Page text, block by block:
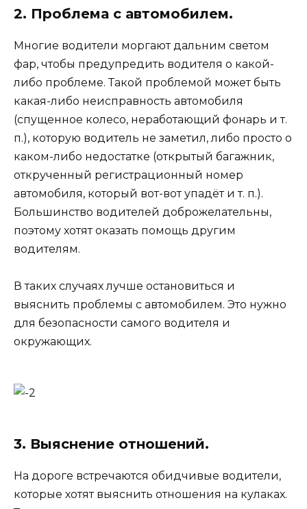
2. Проблема с автомобилем.
Многие водители моргают дальним светом
фар, чтобы предупредить водителя о какой-
либо проблеме. Такой проблемой может быть
какая-либо неисправность автомобиля
(спущенное колесо, неработающий фонарь и т.
п.), которую водитель не заметил, либо просто о
каком-либо недостатке (открытый багажник,
открученный регистрационный номер
автомобиля, который вот-вот упадёт и т. п.).
Большинство водителей доброжелательны,
поэтому хотят оказать помощь другим
водителям.
В таких случаях лучше остановиться и
выяснить проблемы с автомобилем. Это нужно
для безопасности самого водителя и
окружающих.
3. Выяснение отношений.
На дороге встречаются обидчивые водители,
которые хотят выяснить отношения на кулаках.